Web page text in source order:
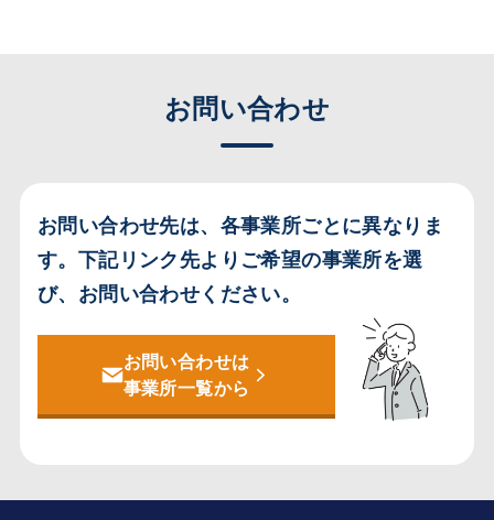
お問い合わせ
お問い合わせ先は、各事業所ごとに異なりま
す。 下記リンク先よりご希望の事業所を選
び、お問い合わせください。
お問い合わせは
事業所一覧から